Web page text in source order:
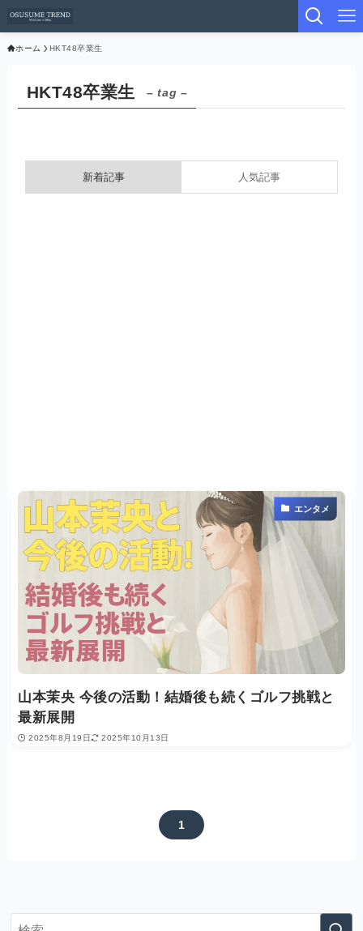
ホーム HKT48卒業生
HKT48卒業生 – tag –
新着記事 人気記事
エンタメ
山本茉央 今後の活動！結婚後も続くゴルフ挑戦と
最新展開
2025年8月19日 2025年10月13日
1